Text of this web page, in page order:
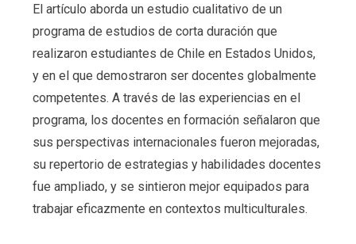
El artículo aborda un estudio cualitativo de un
programa de estudios de corta duración que
realizaron estudiantes de Chile en Estados Unidos,
y en el que demostraron ser docentes globalmente
competentes. A través de las experiencias en el
programa, los docentes en formación señalaron que
sus perspectivas internacionales fueron mejoradas,
su repertorio de estrategias y habilidades docentes
fue ampliado, y se sintieron mejor equipados para
trabajar eficazmente en contextos multiculturales.